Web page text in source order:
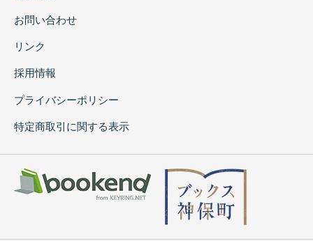
お問い合わせ
リンク
採用情報
プライバシーポリシー
特定商取引に関する表示